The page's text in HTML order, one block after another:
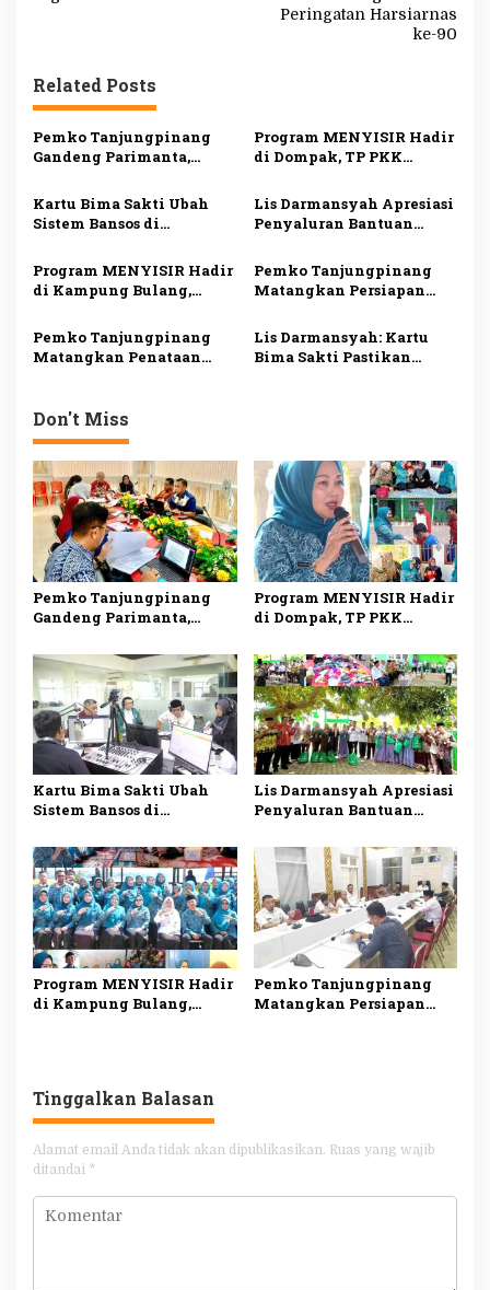
a
s
i
p
o
s
Peringatan Harsiarnas
ke-90
Related Posts
Pemko Tanjungpinang
Gandeng Parimanta,
Digital dan Fuel Card
Solar Subsidi
Program MENYISIR Hadir
di Dompak, TP PKK
Pemberdayaan Keluarga
Kartu Bima Sakti Ubah
Sistem Bansos di
Darmansyah: Semua
Riwayat Bantuan Tercatat
dalam Satu Data
Lis Darmansyah Apresiasi
Penyaluran Bantuan
Semangat Berbagi dan
Gotong Royong
Program MENYISIR Hadir
di Kampung Bulang,
Kesehatan dan
Pembinaan Keluarga
Pemko Tanjungpinang
Matangkan Persiapan
Digelar Serentak di Empat
Masjid
Pemko Tanjungpinang
Matangkan Penataan
Lancar
Lis Darmansyah: Kartu
Bima Sakti Pastikan
Don't Miss
Pemko Tanjungpinang
Gandeng Parimanta,
Digital dan Fuel Card
Solar Subsidi
Program MENYISIR Hadir
di Dompak, TP PKK
Pemberdayaan Keluarga
Kartu Bima Sakti Ubah
Sistem Bansos di
Darmansyah: Semua
Riwayat Bantuan Tercatat
dalam Satu Data
Lis Darmansyah Apresiasi
Penyaluran Bantuan
Semangat Berbagi dan
Gotong Royong
Program MENYISIR Hadir
di Kampung Bulang,
Pemko Tanjungpinang
Matangkan Persiapan
Tinggalkan Balasan
Alamat email Anda tidak akan dipublikasikan. Ruas yang wajib
ditandai *